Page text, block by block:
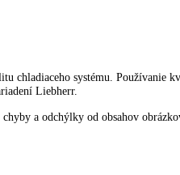
mieste vždy optimálne